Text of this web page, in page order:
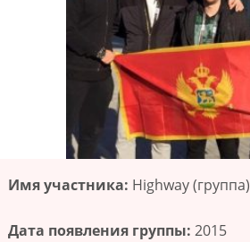
Имя участника: Highway (группа)
Дата появления группы: 2015